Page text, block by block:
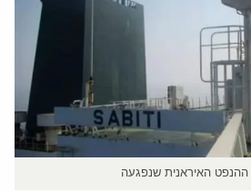
ההנפט האיראנית שנפגעה